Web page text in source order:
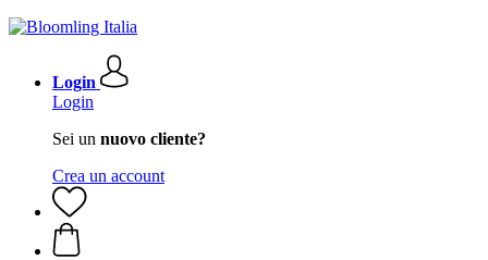
Login
Login
Sei un nuovo cliente?
Crea un account